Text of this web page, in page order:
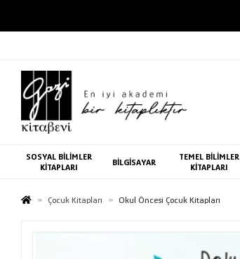
SOSYAL BİLİMLER
KİTAPLARI
BİLGİSAYAR
TEMEL BİLİMLER
KİTAPLARI
Çocuk Kitapları Okul Öncesi Çocuk Kitapları